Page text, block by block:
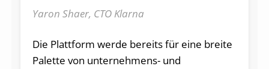
Yaron Shaer, CTO Klarna
Die Plattform werde bereits für eine breite
Palette von unternehmens- und